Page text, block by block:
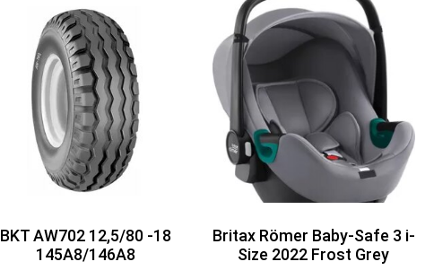
BKT AW702 12,5/80 -18
145A8/146A8
Britax Römer Baby-Safe 3 i-
Size 2022 Frost Grey